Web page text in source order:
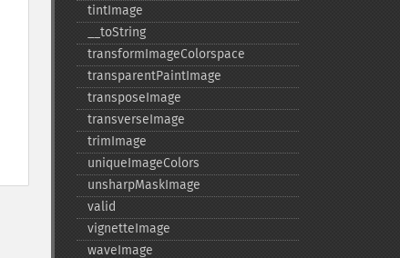
tintImage
_​_​toString
transformImageColorspace
transparentPaintImage
transposeImage
transverseImage
trimImage
uniqueImageColors
unsharpMaskImage
valid
vignetteImage
waveImage